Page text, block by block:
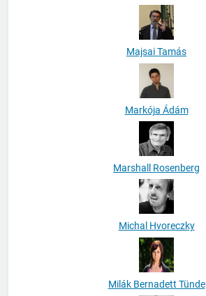
Majsai Tamás
Markója Ádám
Marshall Rosenberg
Michal Hvoreczky
Milák Bernadett Tünde